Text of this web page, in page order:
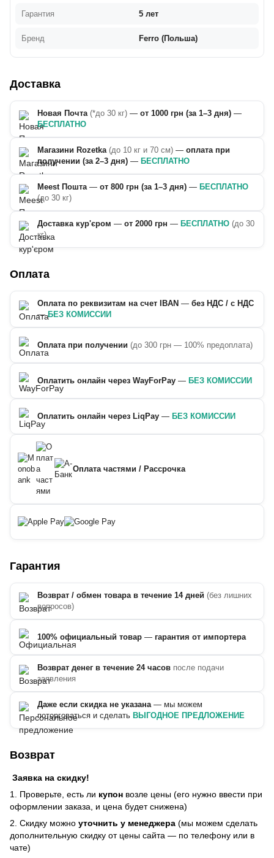
Гарантия 5 лет
Бренд Ferro (Польша)
Доставка
Новая Почта (*до 30 кг) — от 1000 грн (за 1–3 дня) —
БЕСПЛАТНО
Магазини Rozetka (до 10 кг и 70 см) — оплата при
получении (за 2–3 дня) — БЕСПЛАТНО
Meest Пошта — от 800 грн (за 1–3 дня) — БЕСПЛАТНО
(до 30 кг)
Доставка кур'єром — от 2000 грн — БЕСПЛАТНО (до 30
кг)
Оплата
Оплата по реквизитам на счет IBAN — без НДС / с НДС
—БЕЗ КОМИССИИ
Оплата при получении (до 300 грн — 100% предоплата)
Оплатить онлайн через WayForPay — БЕЗ КОМИССИИ
Оплатить онлайн через LiqPay — БЕЗ КОМИССИИ
Оплата частями / Рассрочка
Гарантия
Возврат / обмен товара в течение 14 дней (без лишних
вопросов)
100% официальный товар — гарантия от импортера
Возврат денег в течение 24 часов после подачи
заявления
Даже если скидка не указана — мы можем
поторговаться и сделать ВЫГОДНОЕ ПРЕДЛОЖЕНИЕ
Возврат
Заявка на скидку!
1. Проверьте, есть ли купон возле цены (его нужно ввести при
оформлении заказа, и цена будет снижена)
2. Скидку можно уточнить у менеджера (мы можем сделать
дополнительную скидку от цены сайта — по телефону или в
чате)